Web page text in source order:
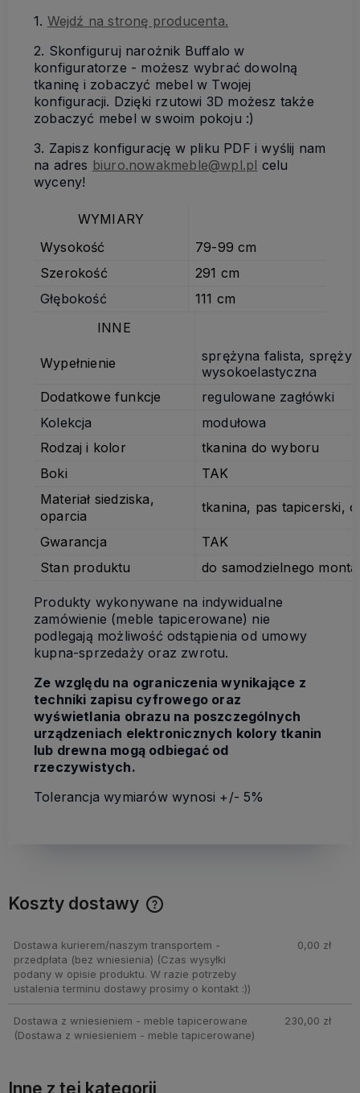
1. Wejdź na stronę producenta.
2. Skonfiguruj narożnik Buffalo w
konfiguratorze - możesz wybrać dowolną
tkaninę i zobaczyć mebel w Twojej
konfiguracji. Dzięki rzutowi 3D możesz także
zobaczyć mebel w swoim pokoju :)
3. Zapisz konfigurację w pliku PDF i wyślij nam
na adres biuro.nowakmeble@wpl.pl celu
wyceny!
WYMIARY
Wysokość
79-99 cm
Szerokość
291 cm
Głębokość
111 cm
INNE
Wypełnienie
sprężyna falista,
wysokoelastyczna
Dodatkowe funkcje
regulowane zagłówki
Kolekcja
modułowa
Rodzaj i kolor
tkanina do wyboru
Boki
TAK
Materiał siedziska,
oparcia
tkanina, pas tapicerski,
Gwarancja
TAK
Stan produktu
do samodzielnego
Produkty wykonywane na indywidualne
zamówienie (meble tapicerowane) nie
podlegają możliwość odstąpienia od umowy
kupna-sprzedaży oraz zwrotu.
Ze względu na ograniczenia wynikające z
techniki zapisu cyfrowego oraz
wyświetlania obrazu na poszczególnych
urządzeniach elektronicznych kolory tkanin
lub drewna mogą odbiegać od
rzeczywistych.
Tolerancja wymiarów wynosi +/- 5%
Koszty dostawy
Dostawa kurierem/naszym transportem -
przedpłata (bez wniesienia) (Czas wysyłki
podany w opisie produktu. W razie potrzeby
ustalenia terminu dostawy prosimy o kontakt :))
0,00 zł
Dostawa z wniesieniem - meble tapicerowane
(Dostawa z wniesieniem - meble tapicerowane)
230,00 zł
Inne z tej kategorii